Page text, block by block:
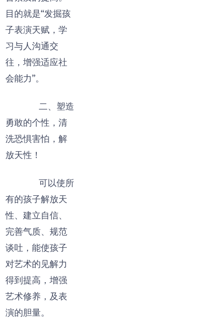
目的就是“发掘孩
子表演天赋，学
习与人沟通交
往，增强适应社
会能力”。
二、塑造
勇敢的个性，清
洗恐惧害怕，解
放天性！
可以使所
有的孩子解放天
性、建立自信、
完善气质、规范
谈吐，能使孩子
对艺术的见解力
得到提高，增强
艺术修养，及表
演的胆量。